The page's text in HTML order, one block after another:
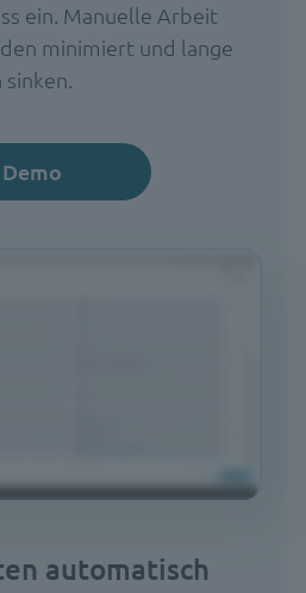
ein. Manuelle Arbeit
minimiert und lange
automatisch